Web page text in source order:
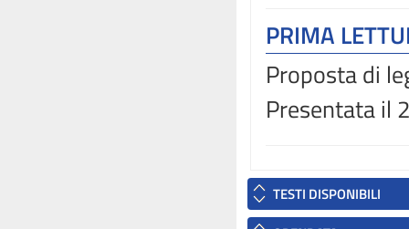
PRIMA
Proposta di
Presentata il
TESTI DISPONIBILI